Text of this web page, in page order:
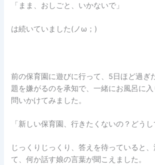
「まま、おしごと、いかないで」
は続いていました(ノω；)
前の保育園に遊びに行って、5日ほど過ぎ
題を嫌がるのを承知で、一緒にお風呂に
問いかけてみました。
「新しい保育園、行きたくないの？どうし
じっくりじっくり、答えを待っていると
て、何か話す娘の言葉が聞こえました。